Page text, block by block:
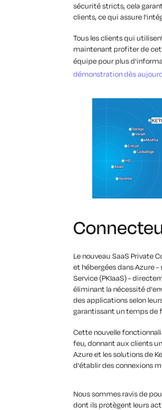
sécurité stricts, cela
clients, ce qui assure
Tous les clients qui
maintenant profiter de
équipe pour plus
démonstration dès
Le nouveau SaaS Private
et hébergées dans Azure
Service (PKIaaS) -
éliminant la nécessité
des applications selon
garantissant un temps de
Cette nouvelle
feu, donnant aux clients
Azure et les solutions de
d'établir des connexions
Nous sommes ravis de
dont ils protègent leurs